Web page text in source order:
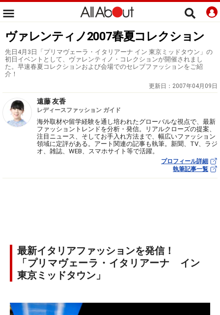
ヴァレンティノ2007春夏コレクション
先日4月3日「プリマヴェーラ・イタリアーナ イン 東京ミッドタウン」の
初日イベントとして、ヴァレンティノ・コレクションが開催されまし
た。早速春夏コレクションおよび会場でのセレブファッションをご紹
介！
更新日： 2007年04月09日
遠藤 友香
レディースファッション ガイド
海外取材や留学経験を通し培われたグローバルな視点で、最新
ファッショントレンドを分析・発信。リアルクローズの提案、
注目ニュース、そしてお手入れ方法まで、幅広いファッション
領域に定評がある。アート関連の記事も執筆。新聞、TV、ラジ
オ、雑誌、WEB、スマホサイト等で活躍。
プロフィール詳細
執筆記事一覧
最新イタリアファッションを発信！
「プリマヴェーラ・イタリアーナ イン
東京ミッドタウン」